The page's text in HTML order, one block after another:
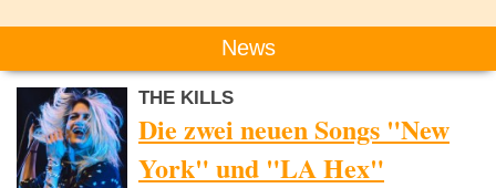
News
THE KILLS
Die zwei neuen Songs "New
York" und "LA Hex"